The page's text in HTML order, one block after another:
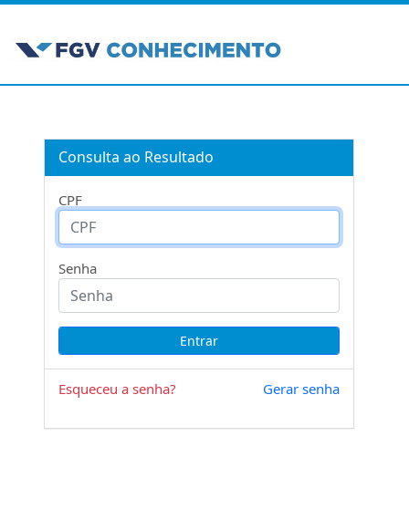
Consulta ao Resultado
CPF
Senha
Esqueceu a senha? Gerar senha